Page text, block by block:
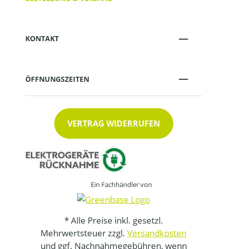
KONTAKT
ÖFFNUNGSZEITEN
VERTRAG WIDERRUFEN
Ein Fachhändler von
* Alle Preise inkl. gesetzl.
Mehrwertsteuer zzgl. Versandkosten
und ggf. Nachnahmegebühren, wenn